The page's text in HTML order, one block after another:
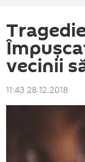
vecinii
11:43 28.12.2018